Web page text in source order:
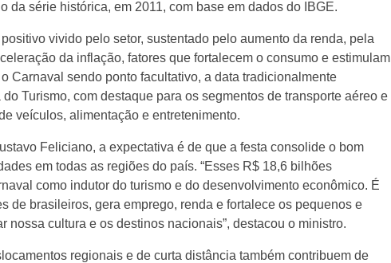
da série histórica, em 2011, com base em dados do IBGE.
vivido pelo setor, sustentado pelo aumento da renda, pela
da inflação, fatores que fortalecem o consumo e estimulam
Carnaval sendo ponto facultativo, a data tradicionalmente
Turismo, com destaque para os segmentos de transporte aéreo e
veículos, alimentação e entretenimento.
Feliciano, a expectativa é de que a festa consolide o bom
em todas as regiões do país. “Esses R$ 18,6 bilhões
como indutor do turismo e do desenvolvimento econômico. É
de brasileiros, gera emprego, renda e fortalece os pequenos e
nossa cultura e os destinos nacionais”, destacou o ministro.
regionais e de curta distância também contribuem de